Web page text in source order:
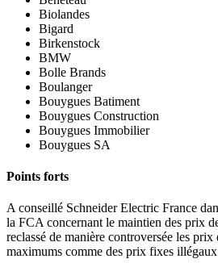
Biolandes
Bigard
Birkenstock
BMW
Bolle Brands
Boulanger
Bouygues Batiment
Bouygues Construction
Bouygues Immobilier
Bouygues SA
Points forts
A conseillé Schneider Electric France
la FCA concernant le maintien des prix
reclassé de manière controversée les
maximums comme des prix fixes